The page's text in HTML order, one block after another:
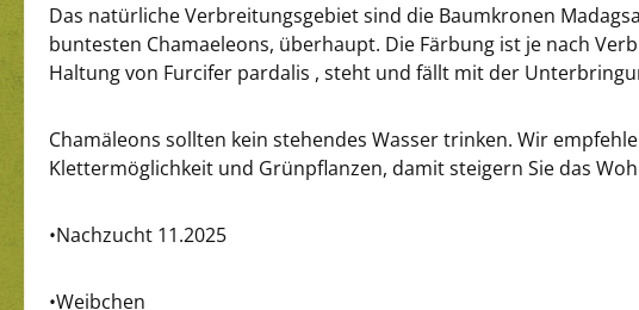
Das natürliche Verbreitungsgebiet sind die Baumkronen
buntesten Chamaeleons, überhaupt. Die Färbung ist je nach
Haltung von Furcifer pardalis , steht und fällt mit der
Chamäleons sollten kein stehendes Wasser trinken. Wir
Klettermöglichkeit und Grünpflanzen, damit steigern Sie das
•Nachzucht 11.2025
•Weibchen